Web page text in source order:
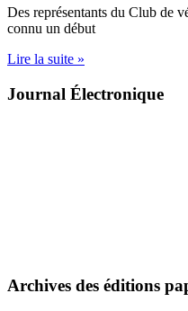
Des représentants du Club de
connu un début
Lire la suite »
Journal Électronique
Archives des éditions